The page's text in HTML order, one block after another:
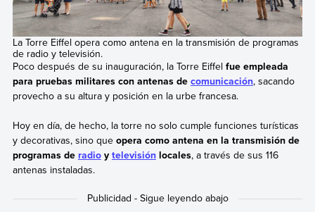
La Torre Eiffel opera como antena en la transmisión de programas
de radio y televisión.
Poco después de su inauguración, la Torre Eiffel fue empleada
para pruebas militares con antenas de comunicación, sacando
provecho a su altura y posición en la urbe francesa.
Hoy en día, de hecho, la torre no solo cumple funciones turísticas
y decorativas, sino que opera como antena en la transmisión de
programas de radioy televisiónlocales, a través de sus 116
antenas instaladas.